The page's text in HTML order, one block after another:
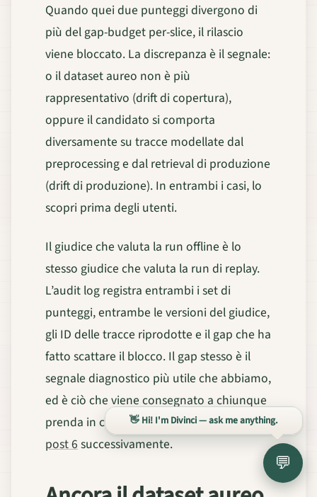
Quando quei due punteggi divergono di
più del gap-budget per-slice, il rilascio
viene bloccato. La discrepanza è il segnale:
o il dataset aureo non è più
rappresentativo (drift di copertura),
oppure il candidato si comporta
diversamente su tracce modellate dal
preprocessing e dal retrieval di produzione
(drift di produzione). In entrambi i casi, lo
scopri prima degli utenti.
Il giudice che valuta la run offline è lo
stesso giudice che valuta la run di replay.
L’audit log registra entrambi i set di
punteggi, entrambe le versioni del giudice,
gli ID delle tracce riprodotte e il gap che ha
fatto scattare il blocco. Il gap stesso è il
segnale diagnostico più utile che abbiamo,
ed è ciò che viene consegnato a chiunque
prenda in caricol’albero diagnostico del
post 6 successivamente.
💬
👋 Hi! I'm Divinci — ask me anything.